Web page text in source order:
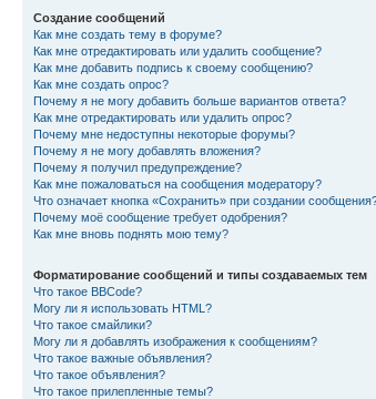
Создание сообщений
Как мне создать тему в форуме?
Как мне отредактировать или удалить сообщение?
Как мне добавить подпись к своему сообщению?
Как мне создать опрос?
Почему я не могу добавить больше вариантов ответа?
Как мне отредактировать или удалить опрос?
Почему мне недоступны некоторые форумы?
Почему я не могу добавлять вложения?
Почему я получил предупреждение?
Как мне пожаловаться на сообщения модератору?
Что означает кнопка «Сохранить» при создании
Почему моё сообщение требует одобрения?
Как мне вновь поднять мою тему?
Форматирование сообщений и типы создаваемых тем
Что такое BBCode?
Могу ли я использовать HTML?
Что такое смайлики?
Могу ли я добавлять изображения к сообщениям?
Что такое важные объявления?
Что такое объявления?
Что такое прилепленные темы?